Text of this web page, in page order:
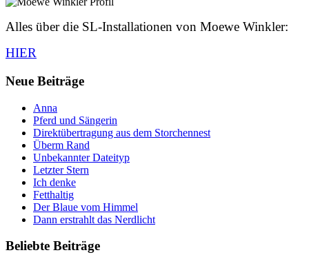
Alles über die SL-Installationen von Moewe Winkler:
HIER
Neue Beiträge
Anna
Pferd und Sängerin
Direktübertragung aus dem Storchennest
Überm Rand
Unbekannter Dateityp
Letzter Stern
Ich denke
Fetthaltig
Der Blaue vom Himmel
Dann erstrahlt das Nerdlicht
Beliebte Beiträge